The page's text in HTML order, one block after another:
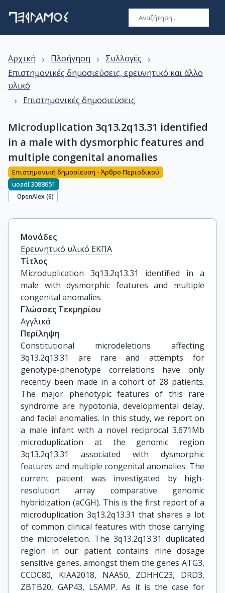
Αρχική › Πλοήγηση › Συλλογές ›
Επιστημονικές δημοσιεύσεις, ερευνητικό και άλλο
υλικό
› Επιστημονικές δημοσιεύσεις
Microduplication 3q13.2q13.31 identified
in a male with dysmorphic features and
multiple congenital anomalies
Επιστημονική δημοσίευση - Άρθρο Περιοδικού
uoadl:3088651
OpenAlex (6)
Μονάδες
Ερευνητικό υλικό ΕΚΠΑ
Τίτλος
Microduplication 3q13.2q13.31 identified in a
male with dysmorphic features and multiple
congenital anomalies
Γλώσσες Τεκμηρίου
Αγγλικά
Περίληψη
Constitutional microdeletions affecting
3q13.2q13.31 are rare and attempts for
genotype-phenotype correlations have only
recently been made in a cohort of 28 patients.
The major phenotypic features of this rare
syndrome are hypotonia, developmental delay,
and facial anomalies. In this study, we report on
a male infant with a novel reciprocal 3.671Mb
microduplication at the genomic region
3q13.2q13.31 associated with dysmorphic
features and multiple congenital anomalies. The
current patient was investigated by high-
resolution array comparative genomic
hybridization (aCGH). This is the first report of a
microduplication 3q13.2q13.31 that shares a lot
of common clinical features with those carrying
the microdeletion. The 3q13.2q13.31 duplicated
region in our patient contains nine dosage
sensitive genes, amongst them the genes ATG3,
CCDC80, KIAA2018, NAA50, ZDHHC23, DRD3,
ZBTB20, GAP43, LSAMP. As it is the case for